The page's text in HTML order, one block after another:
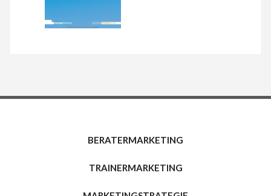
BERATERMARKETING
TRAINERMARKETING